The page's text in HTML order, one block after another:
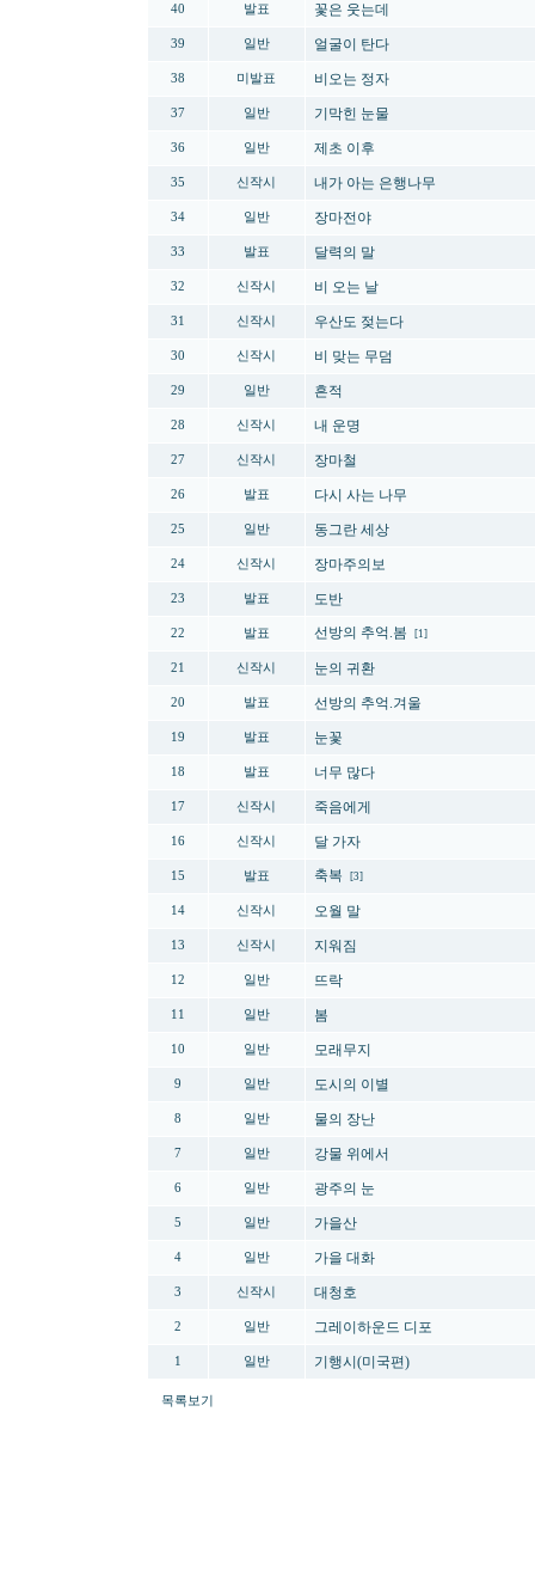
40 발표 꽃은 웃는데
39 일반 얼굴이 탄다
38 미발표 비오는 정자
37 일반 기막힌 눈물
36 일반 제초 이후
35 신작시 내가 아는 은행나무
34 일반 장마전야
33 발표 달력의 말
32 신작시 비 오는 날
31 신작시 우산도 젖는다
30 신작시 비 맞는 무덤
29 일반 흔적
28 신작시 내 운명
27 신작시 장마철
26 발표 다시 사는 나무
25 일반 동그란 세상
24 신작시 장마주의보
23 발표 도반
22 발표 선방의 추억.봄 [1]
21 신작시 눈의 귀환
20 발표 선방의 추억.겨울
19 발표 눈꽃
18 발표 너무 많다
17 신작시 죽음에게
16 신작시 달 가자
15 발표 축복 [3]
14 신작시 오월 말
13 신작시 지워짐
12 일반 뜨락
11 일반 봄
10 일반 모래무지
9 일반 도시의 이별
8 일반 물의 장난
7 일반 강물 위에서
6 일반 광주의 눈
5 일반 가을산
4 일반 가을 대화
3 신작시 대청호
2 일반 그레이하운드 디포
1 일반 기행시(미국편)
목록보기